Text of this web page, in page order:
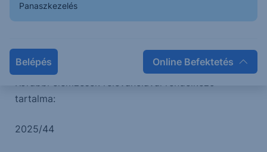
Panaszkezelés
Belépés Online Befektetés
tartalma:
2025/44